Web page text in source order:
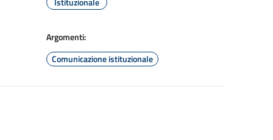
Argomenti:
Comunicazione istituzionale